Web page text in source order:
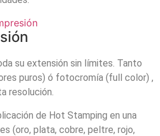
su extensión sin límites. Tanto
puros) ó fotocromía (full color) ,
resolución.
de Hot Stamping en una
(oro, plata, cobre, peltre, rojo,